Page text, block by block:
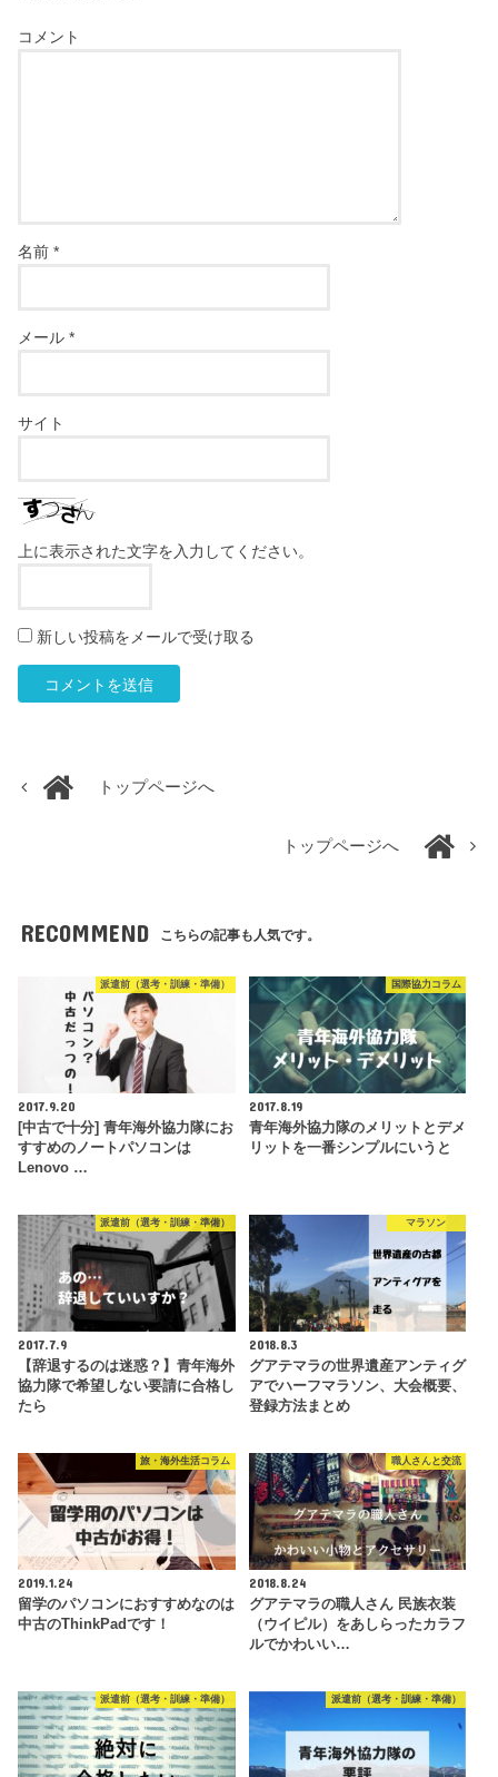
コメント
名前*
メール*
サイト
上に表示された文字を入力してください。
新しい投稿をメールで受け取る
トップページへ
トップページへ
RECOMMEND こちらの記事も人気です。
派遣前（選考・訓練・準備）
2017.9.20
[中古で十分] 青年海外協力隊にお
すすめのノートパソコンは
Lenovo …
国際協力コラム
2017.8.19
青年海外協力隊のメリットとデメ
リットを一番シンプルにいうと
派遣前（選考・訓練・準備）
2017.7.9
【辞退するのは迷惑？】青年海外
協力隊で希望しない要請に合格し
たら
マラソン
2018.8.3
グアテマラの世界遺産アンティグ
アでハーフマラソン、大会概要、
登録方法まとめ
旅・海外生活コラム
2019.1.24
留学のパソコンにおすすめなのは
中古のThinkPadです！
職人さんと交流
2018.8.24
グアテマラの職人さん 民族衣装
（ウイピル）をあしらったカラフ
ルでかわいい…
派遣前（選考・訓練・準備） 派遣前（選考・訓練・準備）